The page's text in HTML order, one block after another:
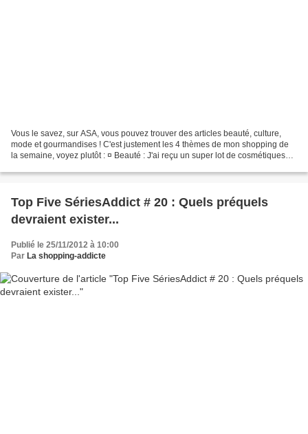
Vous le savez, sur ASA, vous pouvez trouver des articles beauté, culture,
mode et gourmandises ! C'est justement les 4 thèmes de mon shopping de
la semaine, voyez plutôt : ¤ Beauté : J'ai reçu un super lot de cosmétiques
Top Five SériesAddict # 20 : Quels préquels
devraient exister...
Publié le 25/11/2012 à 10:00
Par La shopping-addicte